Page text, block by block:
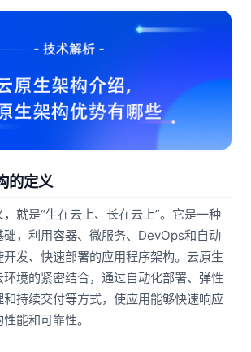
的定义
就是“生在云上、长在云上”。它是一种
础，利用容器、微服务、DevOps和自动
发、快速部署的应用程序架构。云原生
境的紧密结合，通过自动化部署、弹性
持续交付等方式，使应用能够快速响应
能和可靠性。